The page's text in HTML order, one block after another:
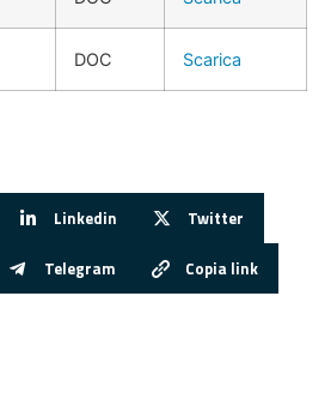
DOC Scarica
Linkedin Twitter
Telegram Copia link